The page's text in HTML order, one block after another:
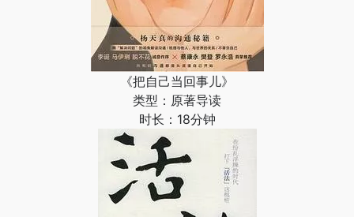
《把自己当回事儿》
类型：原著导读
时长：18分钟